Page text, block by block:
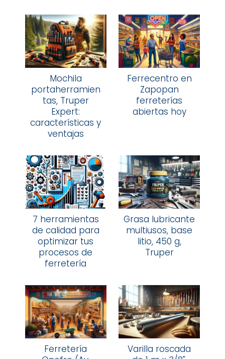
Mochila
portaherramien
tas, Truper
Expert:
características y
ventajas
Ferrecentro en
Zapopan
ferreterías
abiertas hoy
7 herramientas
de calidad para
optimizar tus
procesos de
ferretería
Grasa lubricante
multiusos, base
litio, 450 g,
Truper
Ferretería
Varilla roscada